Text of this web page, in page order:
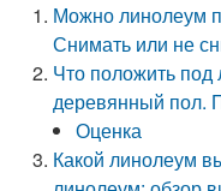
Можно линолеум
Снимать или не
Что положить
деревянный пол.
Оценка
Какой линолеум